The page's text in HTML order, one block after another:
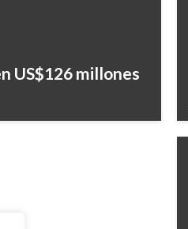
US$126 millones
por residuos